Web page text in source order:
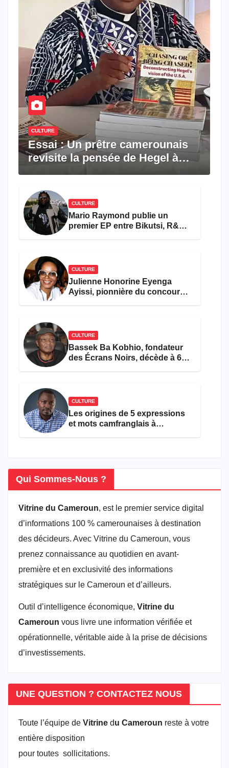
CULTURE
Essai : Un prêtre camerounais
revisite la pensée de Hegel à
CULTURE
Mario Raymond publie un
premier EP entre Bikutsi, R&B
CULTURE
Julienne Honorine Eyenga
Ayissi, pionnière du concours
CULTURE
Bassek Ba Kobhio, fondateur
des Écrans Noirs, décède à 69
CULTURE
Les origines de 5 expressions
et mots camfranglais à
Qui Sommes-Nous ?
Vitrine du Cameroun, est le premier service digital
d’informations 100 % camerounaises à destination
des décideurs. Avec Vitrine du Cameroun, vous
prenez connaissance au quotidien en avant-
première et en exclusivité des informations
stratégiques sur le Cameroun et d’ailleurs.
Outil d’intelligence économique, Vitrine du
Cameroun vous livre une information vérifiée et
opérationnelle, véritable aide à la prise de décisions
d’investissements.
UNE QUESTION ? CONTACTEZ NOUS
Toute l’équipe de Vitrine du Cameroun reste à votre
entière disposition
pour toutes sollicitations.